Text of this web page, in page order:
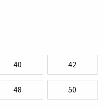
40 42
48 50